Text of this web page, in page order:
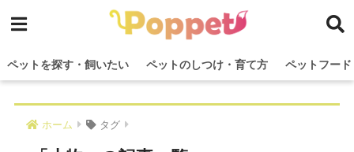
ペットを探す・飼いたい ペットのしつけ・育て方 ペットフー
ホーム タグ